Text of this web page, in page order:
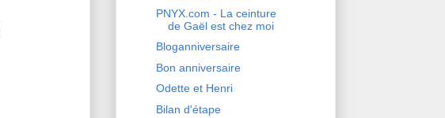
PNYX.com - La ceinture
de Gaël est chez moi
Bloganniversaire
Bon anniversaire
Odette et Henri
Bilan d'étape